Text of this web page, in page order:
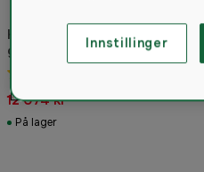
Husqvarna Klippo
gressklipper LB 448SQ
12 074 kr
På lager
Innstillinger